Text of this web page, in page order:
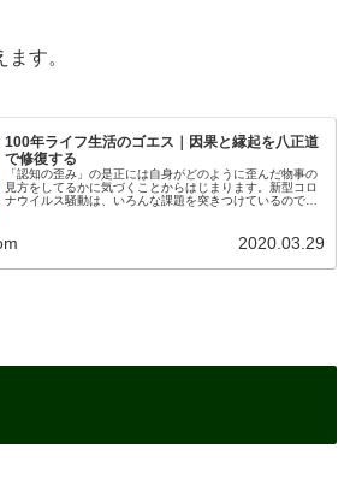
す。
100年ライフ生活のゴエス｜因果と縁起を八正道
で修復する
「認知の歪み」の是正には自身がどのように歪んだ物事の
見方をしてるかに気づくことからはじまります。新型コロ
ナウイルス騒動は、いろんな課題を突きつけているので、
2020.03.29